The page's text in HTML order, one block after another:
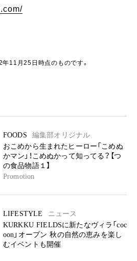
11月25日時点のものです。
FOODS
編集部オリジナル
おこめから生まれたヒーロー「こめぬ
かマン」！こめぬかって知ってる？【つ
の食品物語１】
Promotion
LIFESTYLE
ニュース
KURKKU FIELDSに新たなヴィラ「coc
oon」オープン 秋の自然の恵みを楽し
むイベントも開催